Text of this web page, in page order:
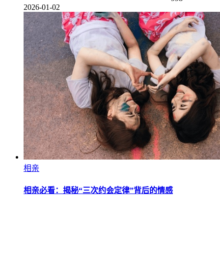
2026-01-02
相亲
相亲必看：揭秘“三次约会定律”背后的情感